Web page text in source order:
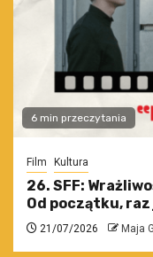
6 min przeczytania
Film Kultura
26. SFF:
Od początku,
21/07/2026 Maja